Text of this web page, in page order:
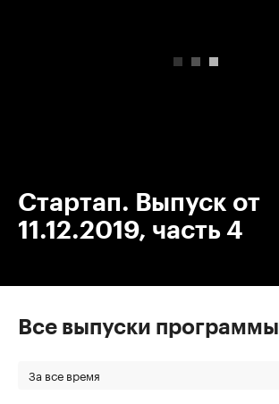
Стартап. Выпуск от
11.12.2019, часть 4
Все выпуски программы
За все время